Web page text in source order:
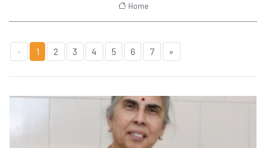
Home
« 1 2 3 4 5 6 7 »